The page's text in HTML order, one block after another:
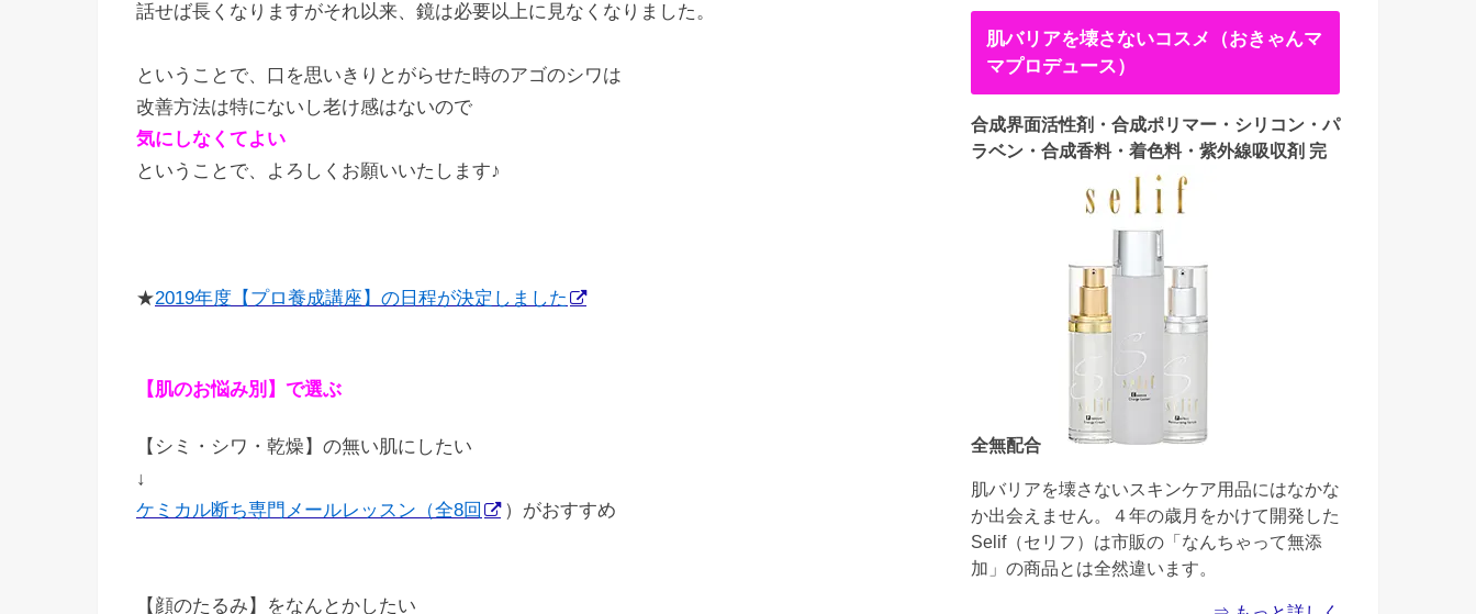
話せば長くなりますがそれ以来、鏡は必要以上に見なくなりました。
ということで、口を思いきりとがらせた時のアゴのシワは
改善方法は特にないし老け感はないので
気にしなくてよい
ということで、よろしくお願いいたします♪
★2019年度【プロ養成講座】の日程が決定しました
【肌のお悩み別】で選ぶ
【シミ・シワ・乾燥】の無い肌にしたい
↓
ケミカル断ち専門メールレッスン（全8回
）がおすすめ
【顔のたるみ】をなんとかしたい
肌バリアを壊さないコスメ（おきゃんマ
マプロデュース）
合成界面活性剤・合成ポリマー・シリコン・パ
ラベン・合成香料・着色料・紫外線吸収剤 完
全無配合
肌バリアを壊さないスキンケア用品にはなかな
か出会えません。４年の歳月をかけて開発した
Selif（セリフ）は市販の「なんちゃって無添
加」の商品とは全然違います。